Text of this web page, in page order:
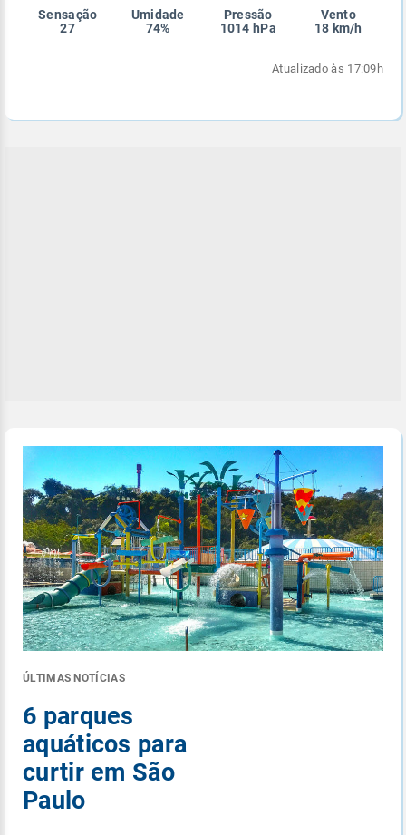
Sensação
27
Umidade
74%
Pressão
1014 hPa
Vento
18 km/h
Atualizado às 17:09h
ÚLTIMAS NOTÍCIAS
6 parques
aquáticos para
curtir em São
Paulo
Enviar
Enviar
Enviar
Enviar
Enviar